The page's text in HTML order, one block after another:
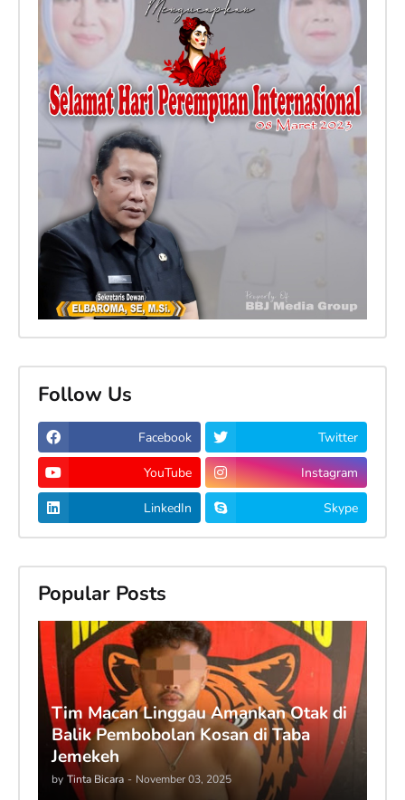
Follow Us
Facebook Twitter
YouTube Instagram
LinkedIn Skype
Popular Posts
Tim Macan Linggau Amankan Otak di
Balik Pembobolan Kosan di Taba
Jemekeh
by Tinta Bicara - November 03, 2025